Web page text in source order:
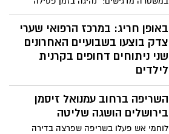
מסכנת חיים ונגיב במלוא החומרה"
באופן חריג: במרכז הרפואי שערי
צדק בוצעו בשבועיים האחרונים
שני ניתוחים דחופים בקרנית
לילדים
הניתוחים הדחופים בוצעו בקרנית לילדים בני
שש ותשע עקב חבלה מעיפרון
השריפה ברחוב עמנואל זיסמן
בירושלים הושגה שליטה
לוחמי אש פעלו בשריפה שפרצה בדירה